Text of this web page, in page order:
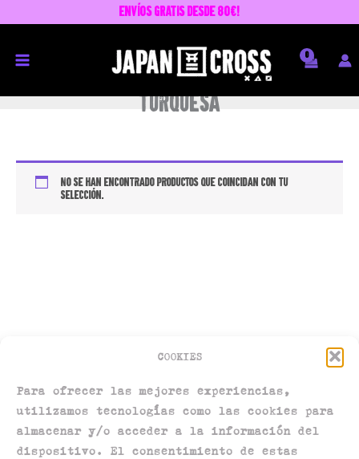
COOKIES
Para ofrecer las mejores experiencias,
utilizamos tecnologías como las cookies para
almacenar y/o acceder a la información del
dispositivo. El consentimiento de estas
envíos GRATIS desde 80€!
turquesa
No se han encontrado productos que coincidan con tu
selección.